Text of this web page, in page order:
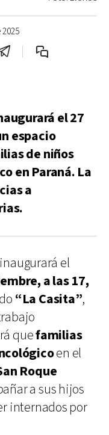
el 27
espacio
de niños
en Paraná. La
a
el
a las 17,
“La Casita”,
quefamilias
en el
Roque
a sus hijos
internados por